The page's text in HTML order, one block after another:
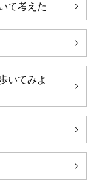
て考えた
いてみよ